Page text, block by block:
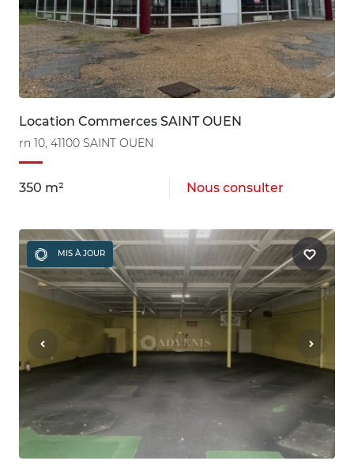
Location Commerces SAINT OUEN
rn 10, 41100 SAINT OUEN
350 m² Nous consulter
MIS À JOUR